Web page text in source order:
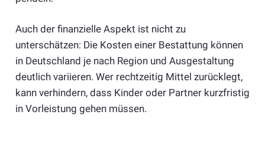
Auch der finanzielle Aspekt ist nicht zu
unterschätzen: Die Kosten einer Bestattung können
in Deutschland je nach Region und Ausgestaltung
deutlich variieren. Wer rechtzeitig Mittel zurücklegt,
kann verhindern, dass Kinder oder Partner kurzfristig
in Vorleistung gehen müssen.